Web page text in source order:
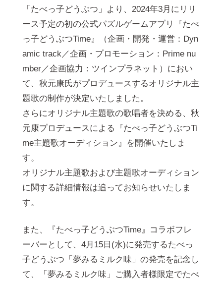
「たべっ子どうぶつ」より、2024年3月にリリ
ース予定の初の公式パズルゲームアプリ『たべ
っ子どうぶつTime』（企画・開発・運営：Dyn
amic track／企画・プロモーション：Prime nu
mber／企画協力：ツインプラネット）におい
て、秋元康⽒がプロデュースするオリジナル主
題歌の制作が決定いたしました。
さらにオリジナル主題歌の歌唱者を決める、秋
元康プロデュースによる『たべっ子どうぶつTi
me主題歌オーディション』を開催いたしま
す。
オリジナル主題歌および主題歌オーディション
に関する詳細情報は追ってお知らせいたしま
す。
また、『たべっ子どうぶつTime』コラボフレ
ーバーとして、4月15日(水)に発売するたべっ
子どうぶつ「夢みるミルク味」の発売を記念し
て、「夢みるミルク味」ご購入者様限定でたべ